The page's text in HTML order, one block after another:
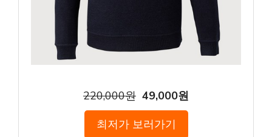
220,000원 49,000원
최저가 보러가기